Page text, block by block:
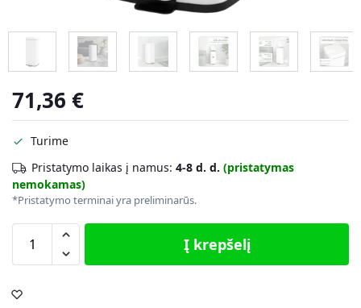
71,36 €
Turime
Pristatymo laikas į namus: 4-8 d. d. (pristatymas
nemokamas)
*Pristatymo terminai yra preliminarūs.
Į krepšelį